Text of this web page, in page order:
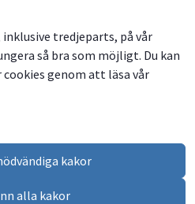
inklusive tredjeparts, på vår
så bra som möjligt. Du kan
cookies genom att läsa vår
kakor
alla kakor